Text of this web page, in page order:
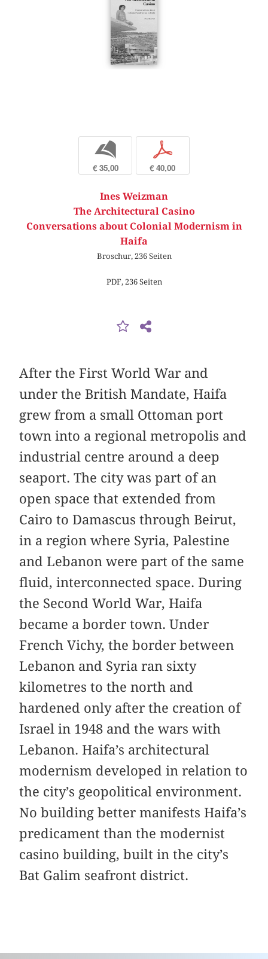
b
€ 35,00
p
€ 40,00
Ines Weizman
The Architectural Casino
Conversations about Colonial Modernism in
Haifa
Broschur, 236 Seiten
PDF, 236 Seiten
After the First World War and
under the British Mandate, Haifa
grew from a small Ottoman port
town into a regional metropolis and
industrial centre around a deep
seaport. The city was part of an
open space that extended from
Cairo to Damascus through Beirut,
in a region where Syria, Palestine
and Lebanon were part of the same
fluid, interconnected space. During
the Second World War, Haifa
became a border town. Under
French Vichy, the border between
Lebanon and Syria ran sixty
kilometres to the north and
hardened only after the creation of
Israel in 1948 and the wars with
Lebanon. Haifa’s architectural
modernism developed in relation to
the city’s geopolitical environment.
No building better manifests Haifa’s
predicament than the modernist
casino building, built in the city’s
Bat Galim seafront district.